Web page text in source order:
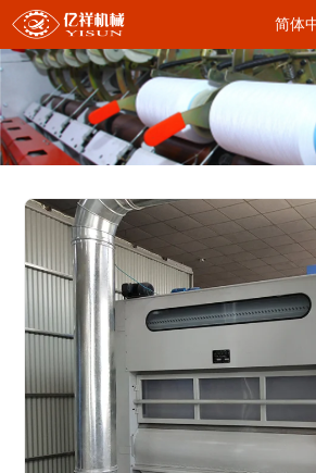
大
仓
棉
机-2
简体